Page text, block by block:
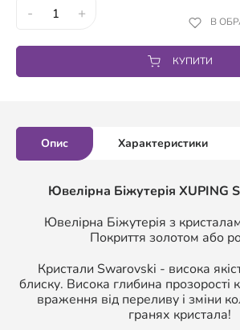
- + В
КУПИТИ
Опис Характеристики
Ювелірна Біжутерія XUPING
Ювелірна Біжутерія з
Покриття золотом або
Кристали Swarovski - висока
блиску. Висока глибина прозорості
враження від переливу і зміни
гранях кристала!